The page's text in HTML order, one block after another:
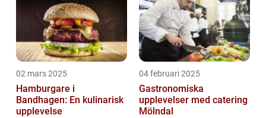
02 mars 2025
Hamburgare i
Bandhagen: En kulinarisk
upplevelse
04 februari 2025
Gastronomiska
upplevelser med catering
Mölndal